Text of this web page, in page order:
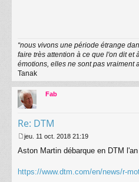
“nous vivons une période étrange
faire très attention à ce que l'on dit et
émotions, elles ne sont pas vraiment
Tanak
Fab
Re: DTM
e
s
a
jeu. 11 oct. 2018 21:19
Aston Martin débarque en DTM
https://www.dtm.com/en/news/r-